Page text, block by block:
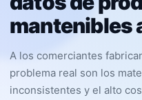
mantenibles
A los comerciantes
problema real son los
inconsistentes y el alto